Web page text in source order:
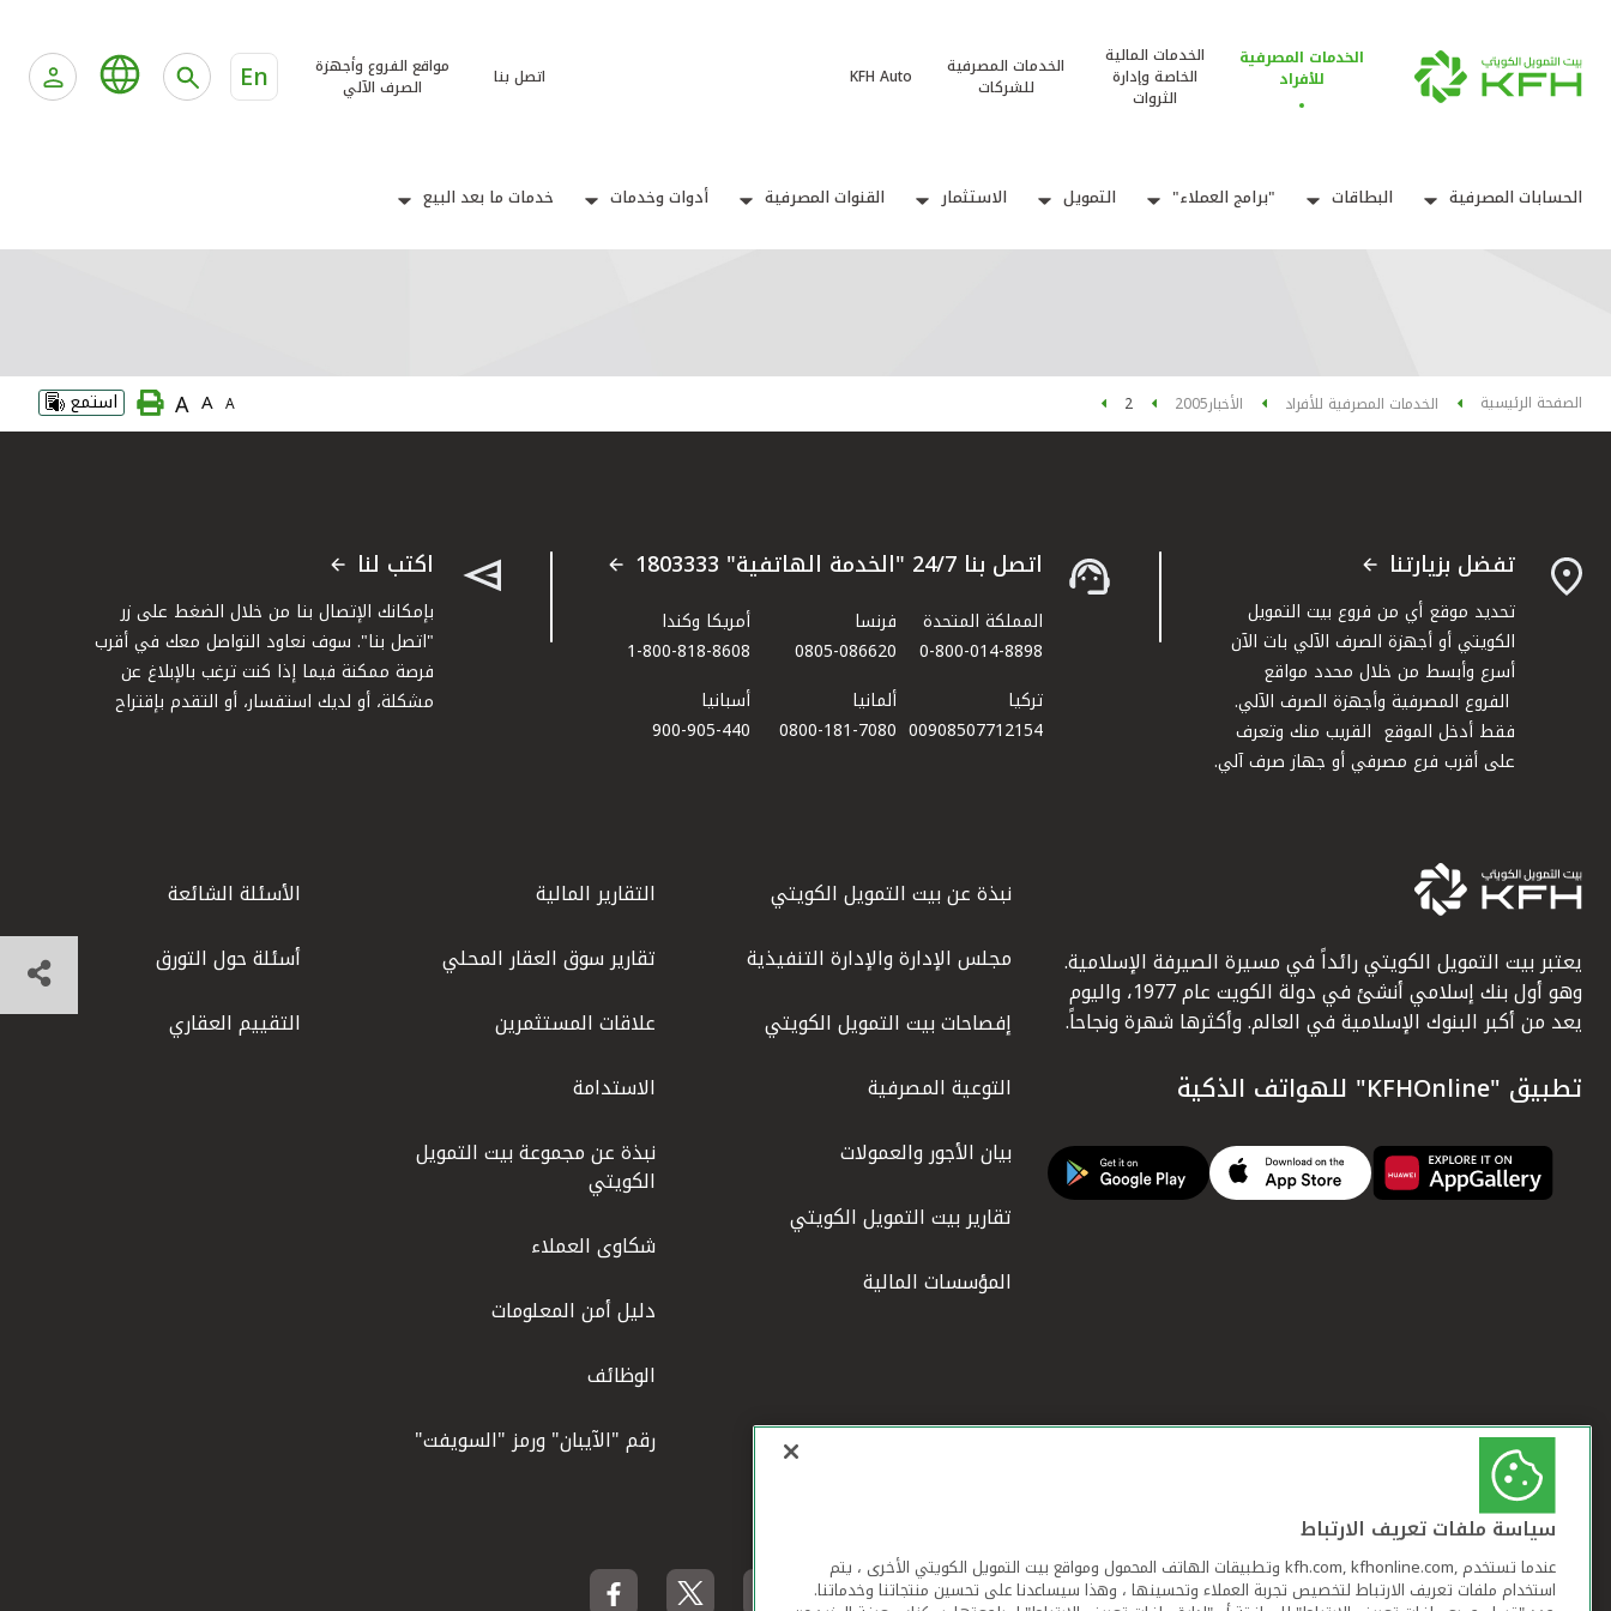
الخدمات المصرفية
للأفراد
الخدمات المالية
الخاصة وإدارة
الثروات
الخدمات المصرفية
للشركات
KFH Auto اتصل بنا
مواقع الفروع وأجهزة
الصرف الآلي
En
الحسابات المصرفية البطاقات "برامج العملاء" التمويل الاستثمار القنوات المصرفية أدوات وخدمات خدمات ما بعد البيع
الصفحة الرئيسية الخدمات المصرفية للأفراد الأخبار2005
2
A
A
A استمع
تفضل بزيارتنا
تحديد موقع أي من فروع بيت التمويل
الكويتي أو أجهزة الصرف الآلي بات الآن
أسرع وأبسط من خلال محدد مواقع
الفروع المصرفية وأجهزة الصرف الآلي.
فقط أدخل الموقع القريب منك وتعرف
على أقرب فرع مصرفي أو جهاز صرف آلي.
اتصل بنا 24/7 "الخدمة الهاتفية" 1803333
المملكة المتحدة
0-800-014-8898
فرنسا
0805-086620
أمريكا وكندا
1-800-818-8608
تركيا
00908507712154​
ألمانيا
0800-181-7080
أسبانيا
900-905-440
اكتب لنا
بإمكانك الإتصال بنا من خلال الضغط على زر
"اتصل بنا". سوف نعاود التواصل معك في أقرب
فرصة ممكنة فيما إذا كنت ترغب بالإبلاغ عن
مشكلة، أو لديك استفسار، أو التقدم بإقتراح
يعتبر بيت التمويل الكويتي رائداً في مسيرة الصيرفة الإسلامية.
وهو أول بنك إسلامي أنشئ في دولة الكويت عام 1977، واليوم
يعد من أكبر البنوك الإسلامية في العالم. وأكثرها شهرة ونجاحاً.
تطبيق "KFHOnline" للهواتف الذكية
نبذة عن بيت التمويل الكويتي
مجلس الإدارة والإدارة التنفيذية
إفصاحات بيت التمويل الكويتي
التوعية المصرفية
بيان الأجور والعمولات
تقارير بيت التمويل الكويتي
المؤسسات المالية
التقارير المالية
تقارير سوق العقار المحلي
علاقات المستثمرين
الاستدامة
نبذة عن مجموعة بيت التمويل
الكويتي
شكاوى العملاء
دليل أمن المعلومات
الوظائف
رقم "الآيبان" ورمز "السويفت"
الأسئلة الشائعة
أسئلة حول التورق
التقييم العقاري
سياسة ملفات تعريف الارتباط
عندما تستخدم ,kfh.com, kfhonline.com وتطبيقات الهاتف المحمول ومواقع بيت التمويل الكويتي الأخرى ، يتم
استخدام ملفات تعريف الارتباط لتخصيص تجربة العملاء وتحسينها ، وهذا سيساعدنا على تحسين منتجاتنا وخدماتنا.